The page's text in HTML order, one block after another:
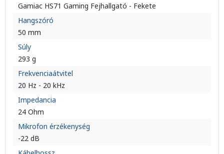
Gamiac HS71 Gaming Fejhallgató - Fekete
Hangszóró
50 mm
Súly
293 g
Frekvenciaátvitel
20 Hz - 20 kHz
Impedancia
24 Ohm
Mikrofon érzékenység
-22 dB